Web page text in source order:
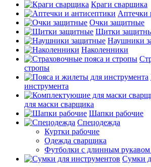
Краги сварщика
Аптечки
Очки защитные
Щитки
Наушники
Наколенники
стропы
инструмента
для маски сварщика
Шапки рабочие
Спецодежда
Куртки рабочие
Одежда сварщика
Футболки с длинным рукавом
Сумки